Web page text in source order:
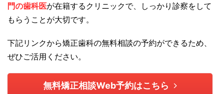
門の歯科医が在籍するクリニックで、しっかり診察をして
もらうことが大切です。
下記リンクから矯正歯科の無料相談の予約ができるため、
ぜひご活用ください。
無料矯正相談Web予約はこちら